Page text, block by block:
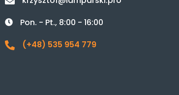
Pon. - Pt., 8:00 - 16:00
(+48) 535 954 779